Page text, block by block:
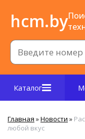
hcm.by
Каталог
Главная »Новости »
любой вкус